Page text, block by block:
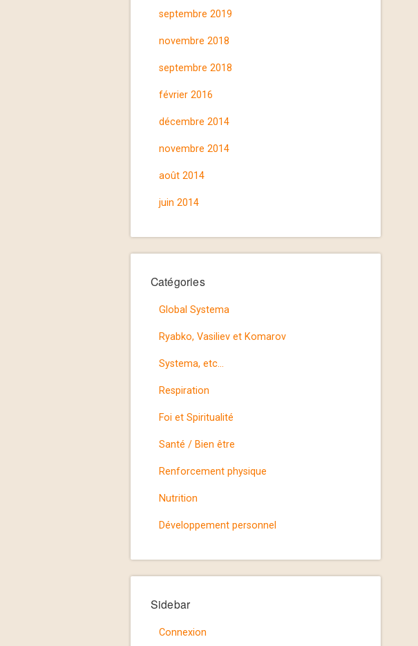
septembre 2019
novembre 2018
septembre 2018
février 2016
décembre 2014
novembre 2014
août 2014
juin 2014
Catégories
Global Systema
Ryabko, Vasiliev et Komarov
Systema, etc…
Respiration
Foi et Spiritualité
Santé / Bien être
Renforcement physique
Nutrition
Développement personnel
Sidebar
Connexion